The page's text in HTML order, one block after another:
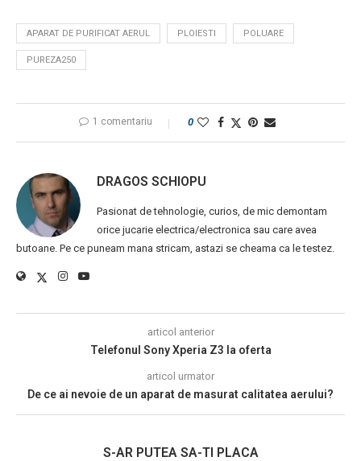
APARAT DE PURIFICAT AERUL PLOIESTI POLUARE
PUREZA250
1 comentariu 0
DRAGOS SCHIOPU
Pasionat de tehnologie, curios, de mic demontam
orice jucarie electrica/electronica sau care avea
butoane. Pe ce puneam mana stricam, astazi se cheama ca le testez.
articol anterior
Telefonul Sony Xperia Z3 la oferta
articol urmator
De ce ai nevoie de un aparat de masurat calitatea aerului?
S-AR PUTEA SA-TI PLACA